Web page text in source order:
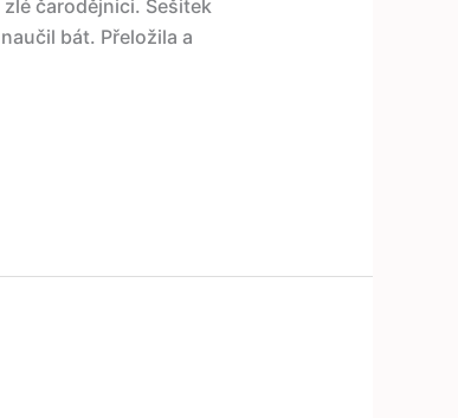
čarodějnici. Sešitek
bát. Přeložila a